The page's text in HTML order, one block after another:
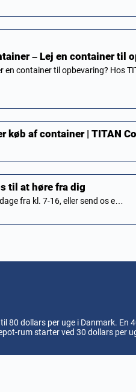
– Lej en container til
en container til opbevaring? Hos
køb af container | TITAN
til at høre fra dig
fra kl. 7-16, eller send os e…
80 dollars per uge i Danmark. En
rum starter ved 30 dollars per